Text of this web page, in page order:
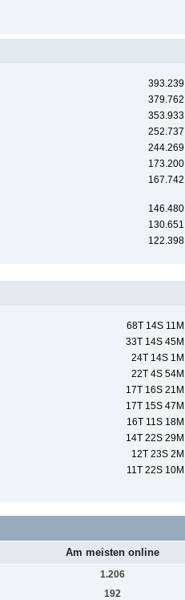
393.239
379.762
353.933
252.737
244.269
173.200
167.742
146.480
130.651
122.398
68T 14S 11M
33T 14S 45M
24T 14S 1M
22T 4S 54M
17T 16S 21M
17T 15S 47M
16T 11S 18M
14T 22S 29M
12T 23S 2M
11T 22S 10M
Am meisten online
1.206
192